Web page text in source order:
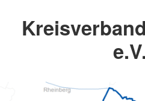
e.V.